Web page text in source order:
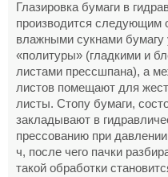
Глазировка бумаги в
производится
влажными сукнами
«политуры» (гладкими и
листами прессшпана), а
листов помещают для
листы. Стопу бумаги,
закладывают в
прессованию при
ч, после чего пачки
такой обработки